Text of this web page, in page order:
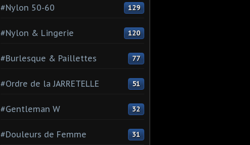
#Nylon 50-60 129
#Nylon & Lingerie 120
#Burlesque & Paillettes 77
#Ordre de la JARRETELLE 51
#Gentleman W 32
#Douleurs de Femme 31